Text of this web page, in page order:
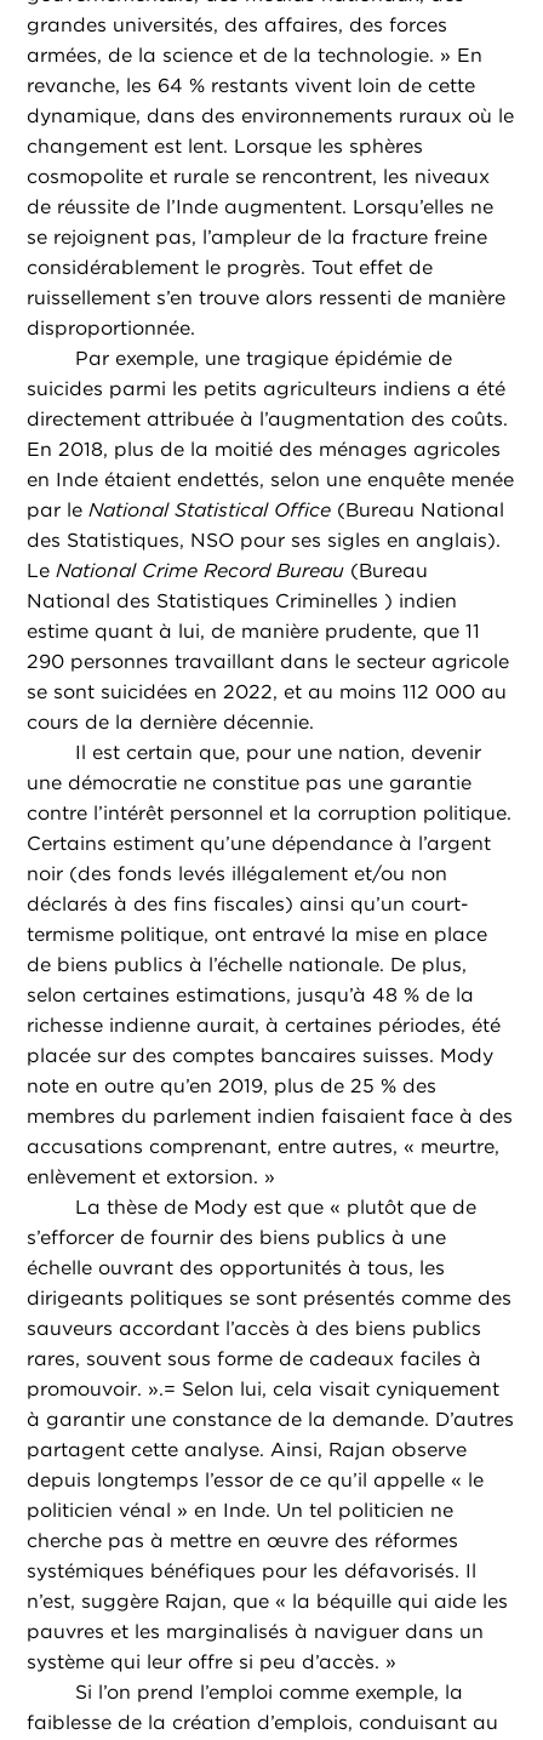
grandes universités, des affaires, des forces
armées, de la science et de la technologie. » En
revanche, les 64 % restants vivent loin de cette
dynamique, dans des environnements ruraux où le
changement est lent. Lorsque les sphères
cosmopolite et rurale se rencontrent, les niveaux
de réussite de l’Inde augmentent. Lorsqu’elles ne
se rejoignent pas, l’ampleur de la fracture freine
considérablement le progrès. Tout effet de
ruissellement s’en trouve alors ressenti de manière
disproportionnée.
Par exemple, une tragique épidémie de
suicides parmi les petits agriculteurs indiens a été
directement attribuée à l’augmentation des coûts.
En 2018, plus de la moitié des ménages agricoles
en Inde étaient endettés, selon une enquête menée
par leNational Statistical Office (Bureau National
des Statistiques, NSO pour ses sigles en anglais).
LeNational Crime Record Bureau (Bureau
National des Statistiques Criminelles ) indien
estime quant à lui, de manière prudente, que 11
290 personnes travaillant dans le secteur agricole
se sont suicidées en 2022, et au moins 112 000 au
cours de la dernière décennie.
Il est certain que, pour une nation, devenir
une démocratie ne constitue pas une garantie
contre l’intérêt personnel et la corruption politique.
Certains estiment qu’une dépendance à l’argent
noir (des fonds levés illégalement et/ou non
déclarés à des fins fiscales) ainsi qu’un court-
termisme politique, ont entravé la mise en place
de biens publics à l’échelle nationale. De plus,
selon certaines estimations, jusqu’à 48 % de la
richesse indienne aurait, à certaines périodes, été
placée sur des comptes bancaires suisses. Mody
note en outre qu’en 2019, plus de 25 % des
membres du parlement indien faisaient face à des
accusations comprenant, entre autres, « meurtre,
enlèvement et extorsion. »
La thèse de Mody est que « plutôt que de
s’efforcer de fournir des biens publics à une
échelle ouvrant des opportunités à tous, les
dirigeants politiques se sont présentés comme des
sauveurs accordant l’accès à des biens publics
rares, souvent sous forme de cadeaux faciles à
promouvoir. ».= Selon lui, cela visait cyniquement
à garantir une constance de la demande. D’autres
partagent cette analyse. Ainsi, Rajan observe
depuis longtemps l’essor de ce qu’il appelle « le
politicien vénal » en Inde. Un tel politicien ne
cherche pas à mettre en œuvre des réformes
systémiques bénéfiques pour les défavorisés. Il
n’est, suggère Rajan, que « la béquille qui aide les
pauvres et les marginalisés à naviguer dans un
système qui leur offre si peu d’accès. »
Si l’on prend l’emploi comme exemple, la
faiblesse de la création d’emplois, conduisant au